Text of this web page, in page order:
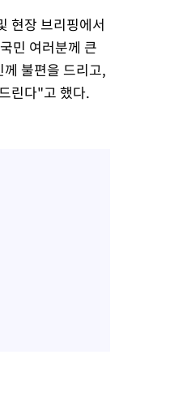
현장 브리핑에서
민 여러분께 큰
불편을 드리고,
린다"고 했다.